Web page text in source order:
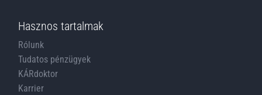
Hasznos tartalmak
Rólunk
Tudatos pénzügyek
KÁRdoktor
Karrier